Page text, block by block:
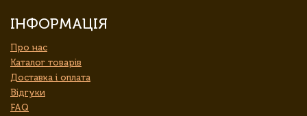
ІНФОРМАЦІЯ
Про нас
Каталог товарів
Доставка і оплата
Відгуки
FAQ